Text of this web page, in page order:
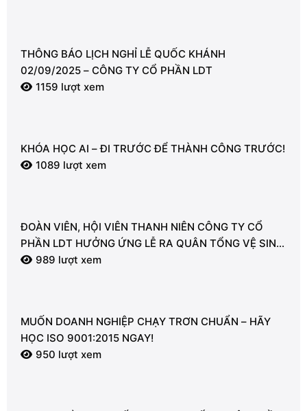
THÔNG BÁO LỊCH NGHỈ LỄ QUỐC KHÁNH
02/09/2025 – CÔNG TY CỔ PHẦN LDT
1159 lượt xem
KHÓA HỌC AI – ĐI TRƯỚC ĐỂ THÀNH CÔNG TRƯỚC!
1089 lượt xem
ĐOÀN VIÊN, HỘI VIÊN THANH NIÊN CÔNG TY CỔ
PHẦN LDT HƯỞNG ỨNG LỄ RA QUÂN TỔNG VỆ SINH
MÔI TRƯỜNG
989 lượt xem
MUỐN DOANH NGHIỆP CHẠY TRƠN CHUẨN – HÃY
HỌC ISO 9001:2015 NGAY!
950 lượt xem